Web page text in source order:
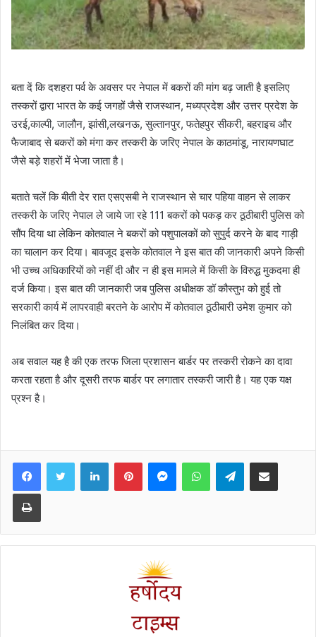
बता दें कि दशहरा पर्व के अवसर पर नेपाल में बकरों की मांग बढ़ जाती है इसलिए
तस्करों द्वारा भारत के कई जगहों जैसे राजस्थान, मध्यप्रदेश और उत्तर प्रदेश के
उरई,काल्पी, जालौन, झांसी,लखनऊ, सुल्तानपुर, फतेहपुर सीकरी, बहराइच और
फैजाबाद से बकरों को मंगा कर तस्करी के जरिए नेपाल के काठमांडू, नारायणघाट
जैसे बड़े शहरों में भेजा जाता है।
बताते चलें कि बीती देर रात एसएसबी ने राजस्थान से चार पहिया वाहन से लाकर
तस्करी के जरिए नेपाल ले जाये जा रहे 111 बकरों को पकड़ कर ठूठीबारी पुलिस को
सौंप दिया था लेकिन कोतवाल ने बकरों को पशुपालकों को सुपुर्द करने के बाद गाड़ी
का चालान कर दिया। बावजूद इसके कोतवाल ने इस बात की जानकारी अपने किसी
भी उच्च अधिकारियों को नहीं दी और न ही इस मामले में किसी के विरुद्ध मुकदमा ही
दर्ज किया। इस बात की जानकारी जब पुलिस अधीक्षक डॉ कौस्तुभ को हुई तो
सरकारी कार्य में लापरवाही बरतने के आरोप में कोतवाल ठूठीबारी उमेश कुमार को
निलंबित कर दिया।
अब सवाल यह है की एक तरफ जिला प्रशासन बार्डर पर तस्करी रोकने का दावा
करता रहता है और दूसरी तरफ बार्डर पर लगातार तस्करी जारी है। यह एक यक्ष
प्रश्न है।
FacebookTwitter LinkedInPinterestMessengerWhatsAppTelegramShare via Email
Print